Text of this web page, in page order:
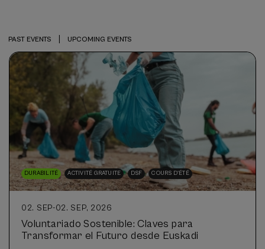
PAST EVENTS UPCOMING EVENTS
DURABILITÉ ACTIVITÉ GRATUITE DSF COURS D'ÉTÉ
02. SEP-02. SEP, 2026
Voluntariado Sostenible: Claves para
Transformar el Futuro desde Euskadi